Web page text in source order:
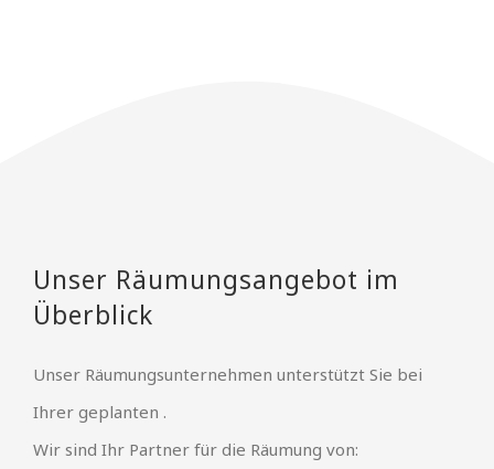
Unser Räumungsangebot im
Überblick
Unser Räumungsunternehmen unterstützt Sie bei
Ihrer geplanten .
Wir sind Ihr Partner für die Räumung von: